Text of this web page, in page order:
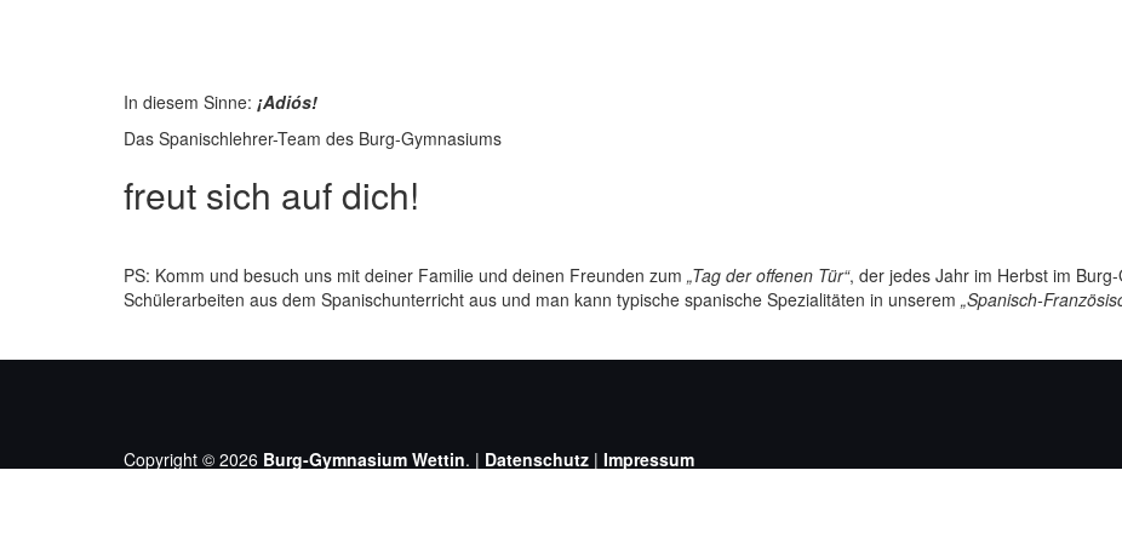
In diesem Sinne: ¡Adiós!
Das Spanischlehrer-Team des Burg-Gymnasiums
freut sich auf dich!
PS: Komm und besuch uns mit deiner Familie und deinen Freunden zum „Tag der offenen Tür“, der jedes Jahr im Herbst im
Schülerarbeiten aus dem Spanischunterricht aus und man kann typische spanische Spezialitäten in unserem „Spanisch-
Copyright © 2026 Burg-Gymnasium Wettin. | Datenschutz | Impressum